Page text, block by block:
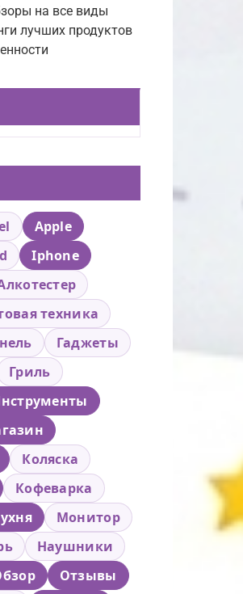
на все виды
лучших продуктов
Apple
Iphone
техника
Гаджеты
Гриль
Коляска
Кофеварка
Монитор
Наушники
Отзывы